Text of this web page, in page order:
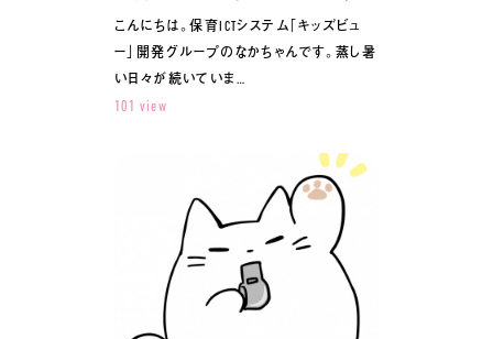
こんにちは。保育ICTシステム「キッズビュ
ー」開発グループのなかちゃんです。蒸し暑
い日々が続いていま…
101 view